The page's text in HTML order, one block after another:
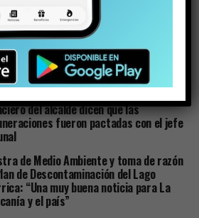
Descontaminación del Lago Villarrica
la próxima semana o en los
diez días
inéditos del sumario por Caso
del alcalde dicen que las
fueron pactadas con el jefe
de Medio Ambiente y toma de razón
de Descontaminación del Lago
“Una muy buena noticia para La
y el país”